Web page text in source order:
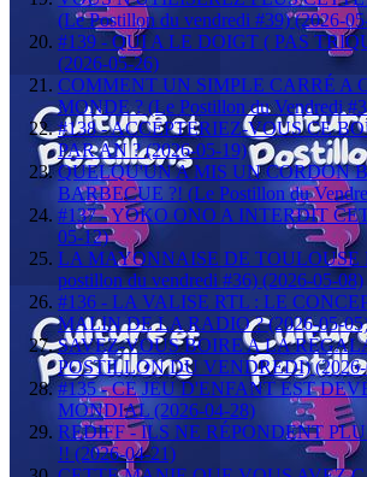
(Le Postillon du vendredi #39) (2026-
#139 - QUI A LE DOIGT ( PAS
(2026-05-26)
COMMENT UN SIMPLE CARRÉ A
MONDE ? (Le Postillon du Vendredi
#138 - ACCEPTERIEZ-VOUS CE
PAR AN ? (2026-05-19)
QUELQU'UN A MIS UN CORDON
BARBECUE ?! (Le Postillon du
#137 - YOKO ONO A INTERDIT
05-12)
LA MAYONNAISE DE TOULOUSE
postillon du vendredi #36) (2026-05-08)
#136 - LA VALISE RTL : LE
MALIN DE LA RADIO ? (2026-05-
SAVEZ-VOUS BOIRE A LA
POSTILLON DU VENDREDI) (2026-
#135 - CE JEU D'ENFANT EST
MONDIAL (2026-04-28)
REDIFF - ILS NE RÉPONDENT
!! (2026-04-21)